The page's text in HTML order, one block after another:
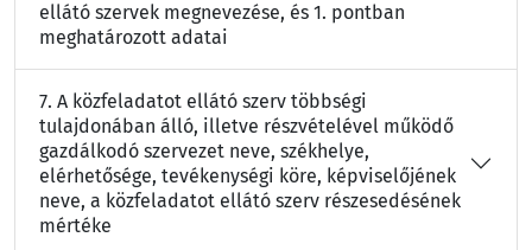
ellátó szervek megnevezése, és 1. pontban
meghatározott adatai
7. A közfeladatot ellátó szerv többségi
tulajdonában álló, illetve részvételével működő
gazdálkodó szervezet neve, székhelye,
elérhetősége, tevékenységi köre, képviselőjének
neve, a közfeladatot ellátó szerv részesedésének
mértéke